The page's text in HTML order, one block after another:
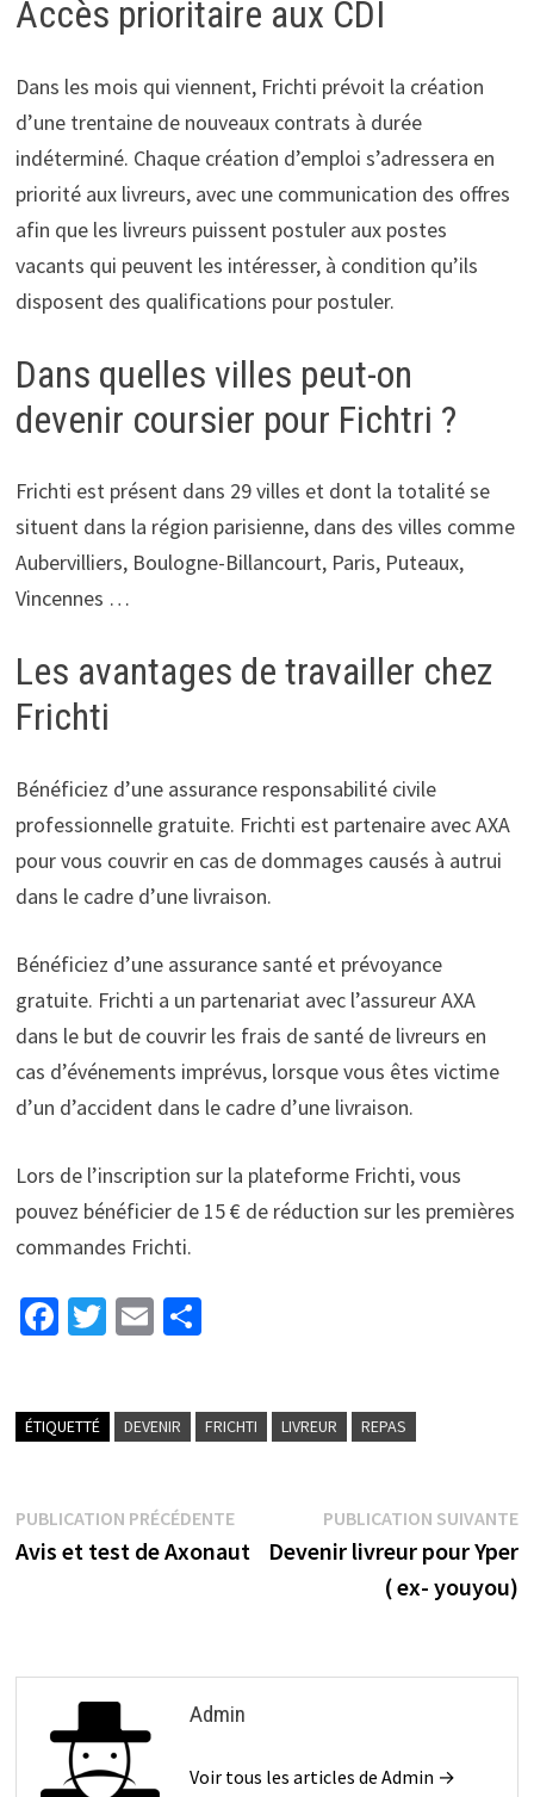
Accès prioritaire aux CDI
Dans les mois qui viennent, Frichti prévoit la création
d’une trentaine de nouveaux contrats à durée
indéterminé. Chaque création d’emploi s’adressera en
priorité aux livreurs, avec une communication des offres
afin que les livreurs puissent postuler aux postes
vacants qui peuvent les intéresser, à condition qu’ils
disposent des qualifications pour postuler.
Dans quelles villes peut-on
devenir coursier pour Fichtri ?
Frichti est présent dans 29 villes et dont la totalité se
situent dans la région parisienne, dans des villes comme
Aubervilliers, Boulogne-Billancourt, Paris, Puteaux,
Vincennes …
Les avantages de travailler chez
Frichti
Bénéficiez d’une assurance responsabilité civile
professionnelle gratuite. Frichti est partenaire avec AXA
pour vous couvrir en cas de dommages causés à autrui
dans le cadre d’une livraison.
Bénéficiez d’une assurance santé et prévoyance
gratuite. Frichti a un partenariat avec l’assureur AXA
dans le but de couvrir les frais de santé de livreurs en
cas d’événements imprévus, lorsque vous êtes victime
d’un d’accident dans le cadre d’une livraison.
Lors de l’inscription sur la plateforme Frichti, vous
pouvez bénéficier de 15 € de réduction sur les premières
commandes Frichti.
Fa
o
k
T
er
E
l
P
ge
ÉTIQUETTÉ DEVENIR FRICHTI LIVREUR REPAS
PUBLICATION PRÉCÉDENTE
Avis et test de Axonaut
PUBLICATION SUIVANTE
Devenir livreur pour Yper
( ex- youyou)
Admin
Voir tous les articles de Admin →